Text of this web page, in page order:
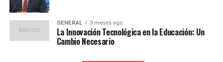
las comunidades locales.
Perspectivas Futuras
GENERAL 3 meses ago
La Innovación Tecnológica en la Educación: Un
Cambio Necesario